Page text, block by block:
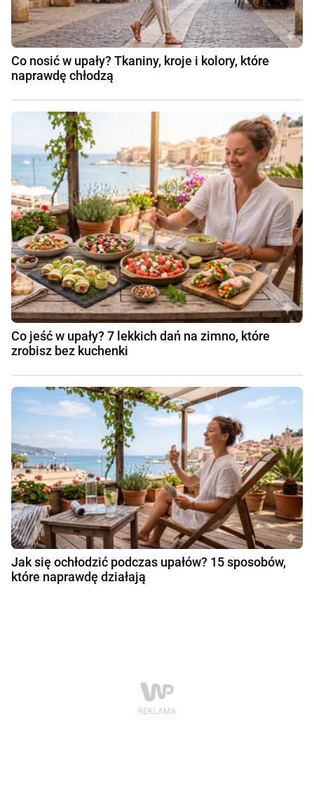
Co nosić w upały? Tkaniny, kroje i kolory, które
naprawdę chłodzą
Co jeść w upały? 7 lekkich dań na zimno, które
zrobisz bez kuchenki
Jak się ochłodzić podczas upałów? 15 sposobów,
które naprawdę działają